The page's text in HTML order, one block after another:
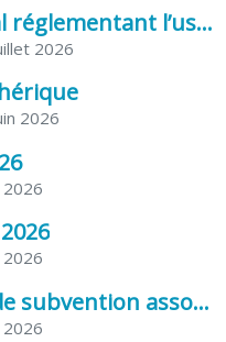
Arrêté préfectoral réglementant l’usage de l’eau
2026
2026
2026
2026
CERFA demande de subvention association
2026